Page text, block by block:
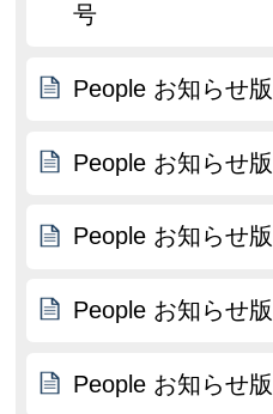
号
People お知らせ
People お知らせ
People お知らせ
People お知らせ
People お知らせ